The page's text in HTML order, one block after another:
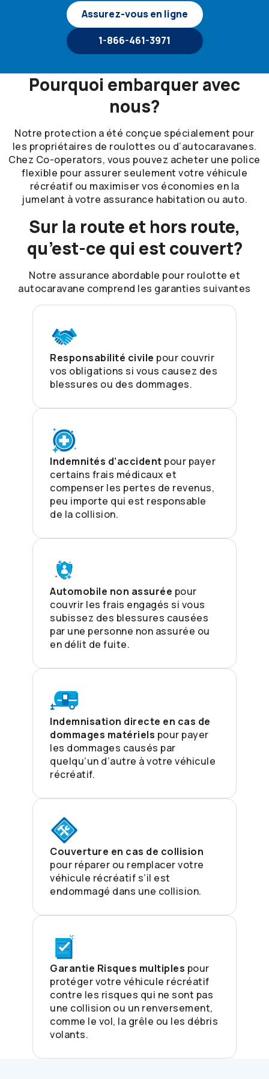
Assurez-vous en ligne
1-866-461-3971
Pourquoi embarquer avec
nous?
Notre protection a été conçue spécialement pour
les propriétaires de roulottes ou d’autocaravanes.
Chez Co-operators, vous pouvez acheter une police
flexible pour assurer seulement votre véhicule
récréatif ou maximiser vos économies en la
jumelant à votre assurance habitation ou auto.
Sur la route et hors route,
qu’est-ce qui est couvert?
Notre assurance abordable pour roulotte et
autocaravane comprend les garanties suivantes
Responsabilité civile pour couvrir
vos obligations si vous causez des
blessures ou des dommages.
Indemnités d’accident pour payer
certains frais médicaux et
compenser les pertes de revenus,
peu importe qui est responsable
de la collision.
Automobile non assurée pour
couvrir les frais engagés si vous
subissez des blessures causées
par une personne non assurée ou
en délit de fuite.
Indemnisation directe en cas de
dommages matériels pour payer
les dommages causés par
quelqu’un d’autre à votre véhicule
récréatif.
Couverture en cas de collision
pour réparer ou remplacer votre
véhicule récréatif s’il est
endommagé dans une collision.
Garantie Risques multiples pour
protéger votre véhicule récréatif
contre les risques qui ne sont pas
une collision ou un renversement,
comme le vol, la grêle ou les débris
volants.